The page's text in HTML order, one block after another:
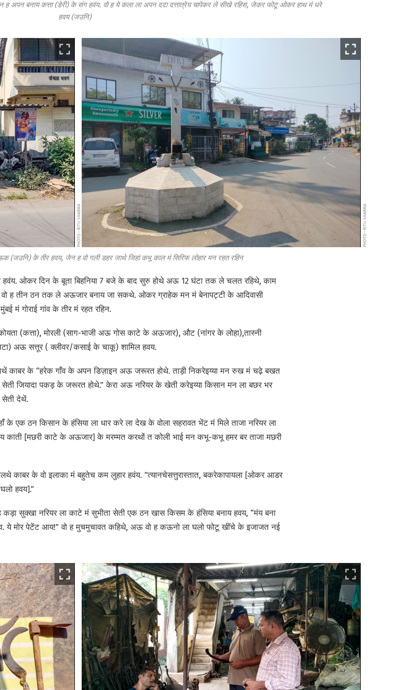
अपन बनाय कत्ता (डेरी) के संग हवंय. वो ह ये कला ला अपन ददा दत्तात्रेय चापेकर ले सीखे रहिस, जेकर फोटू ओकर हाथ मं धरे
हवय (जउनि)
PHOTO • RITU SHARMA PHOTO • RITU SHARMA
(जउनि) के तीर हवय, जेन ह वो गली डहर जाथे जिहां कभू काल मं सिरिफ लोहार मन रहत रहिन
हवंय. ओकर दिन के बूता बिहनिया 7 बजे के बाद सुरु होथे अऊ 12 घंटा तक ले चलत रहिथे, काम
वो ह तीन ठन तक ले अऊजार बनाय जा सकथे. ओकर ग्राहेक मन मं बेनापट्टी के आदिवासी
मं गोराई गांव के तीर मं रहत रहिन.
(कत्ता), मोरली (साग-भाजी अऊ गोस काटे के अऊजार), औट (नांगर के लोहा),तास्नी
अऊ सत्तूर ( क्लीवर/कसाई के चाकू) शामिल हवय.
काबर के “हरेक गाँव के अपन डिज़ाइन अऊ जरूरत होथे. ताड़ी निकरेइय्या मन रुख मं चढ़े बखत
जियादा पकड़ के जरूरत होथे.” केरा अऊ नरियर के खेती करेइय्या किसान मन ला बछर भर
देथें.
के एक ठन किसान के हंसिया ला धार करे ला देख के वोला सहरावत भेंट मं मिले ताजा नरियर ला
काती [मछरी काटे के अऊजार] के मरम्मत करथों त कोली भाई मन कभू-कभू हमर बर ताजा मछरी
काबर के वो इलाका मं बहुतेच कम लुहार हवंय. ”त्यानचेसत्तुरास्तात, बकरेकापायला [ओकर आडर
हवय].”
सुक्खा नरियर ला काटे मं सुभीता सेती एक ठन खास किसम के हंसिया बनाय हवय, “मंय बना
ये मोर पेटेंट आय!” वो ह मुचमुचावत कहिथे, अऊ वो ह कऊनो ला घलो फोटू खींचे के इजाजत नई